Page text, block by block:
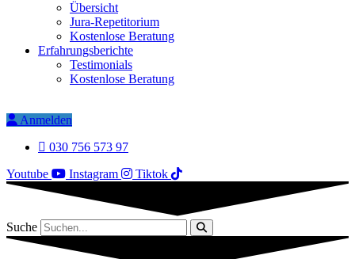
Übersicht
Jura-Repetitorium
Kostenlose Beratung
Erfahrungsberichte
Testimonials
Kostenlose Beratung
Anmelden
030 756 573 97
Youtube
Instagram Tiktok
Suche